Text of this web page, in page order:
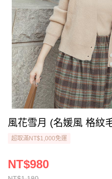
風花雪月 (名媛風 格紋
超取滿NT$1,000免運
NT$980